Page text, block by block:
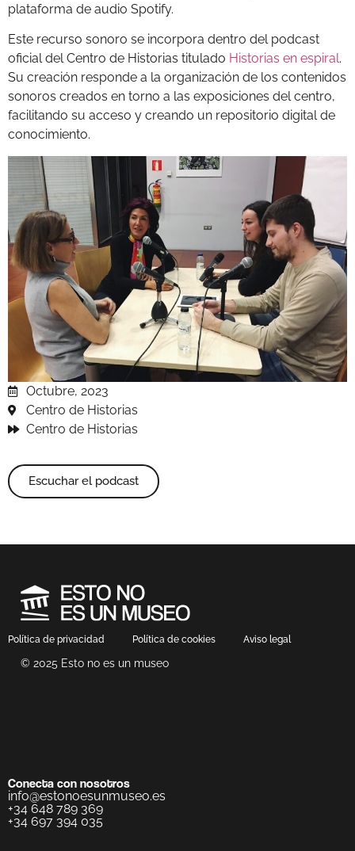
plataforma de audio Spotify.
Este recurso sonoro se incorpora dentro del podcast
oficial del Centro de Historias titulado Historias en espiral.
Su creación responde a la organización de los contenidos
sonoros creados en torno a las exposiciones del centro,
facilitando su acceso y creando un repositorio digital de
conocimiento.
Octubre, 2023
Centro de Historias
Centro de Historias
Escuchar el podcast
Política de privacidad Política de cookies Aviso legal
© 2025 Esto no es un museo
Conecta con nosotros
info@estonoesunmuseo.es
+34 648 789 369
+34 697 394 035